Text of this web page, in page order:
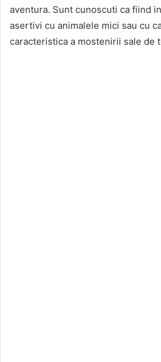
aventura. Sunt cunoscuti ca fiind
asertivi cu animalele mici sau cu
caracteristica a mostenirii sale de